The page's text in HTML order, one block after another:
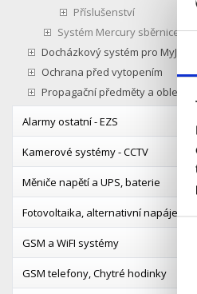
Příslušenství
Systém Mercury sběrnice
Docházkový systém pro
Ochrana před vytopením
Propagační předměty a oblečení
Alarmy ostatní - EZS
Kamerové systémy - CCTV
Měniče napětí a UPS, baterie
Fotovoltaika, alternativní napájení
GSM a WiFI systémy
GSM telefony, Chytré hodinky